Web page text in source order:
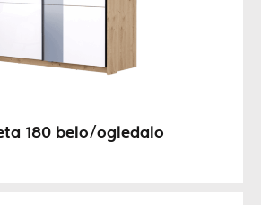
180 belo/ogledalo